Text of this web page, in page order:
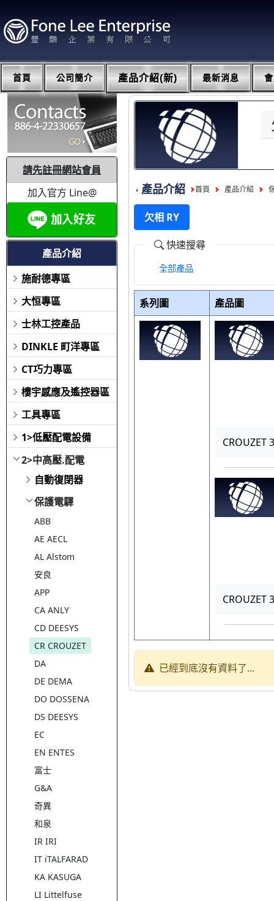
首頁 公司簡介 產品介紹(新) 最新消息
請先註冊網站會員
加入官方 Line@
產品介紹
施耐德專區
大恒專區
士林工控產品
DINKLE 町洋專區
CT巧力專區
樓宇感應及遙控器區
工具專區
1>低壓配電設備
2>中高壓.配電
自動復閉器
保護電驛
ABB
AE AECL
AL Alstom
安良
APP
CA ANLY
CD DEESYS
CR CROUZET
DA
DE DEMA
DO DOSSENA
DS DEESYS
EC
EN ENTES
富士
G&A
奇異
和泉
IR IRI
IT iTALFARAD
KA KASUGA
LI Littelfuse
產品介紹 首頁 產品介紹
欠相 RY
快速搜尋
全部產品
系列圖 產品圖
CROUZET
CROUZET
已經到底沒有資料了...